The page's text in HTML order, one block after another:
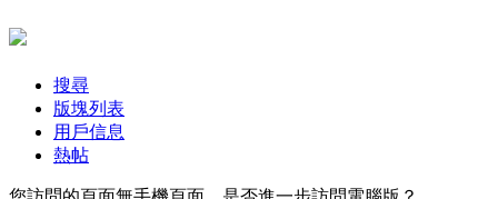
搜尋
版塊列表
用戶信息
熱帖